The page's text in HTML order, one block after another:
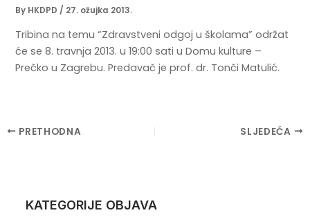
By HKDPD / 27. ožujka 2013.
Tribina na temu “Zdravstveni odgoj u školama” održat
će se 8. travnja 2013. u 19:00 sati u Domu kulture –
Prečko u Zagrebu. Predavač je prof. dr. Tonči Matulić.
PostPRETHODNA SLJEDEĆA
KATEGORIJE OBJAVA